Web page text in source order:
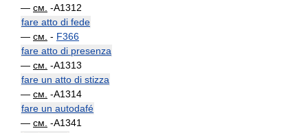
— см. -A1312
fare atto di fede
— см. - F366
fare atto di presenza
— см. -A1313
fare un atto di stizza
— см. -A1314
fare un autodafé
— см. -A1341